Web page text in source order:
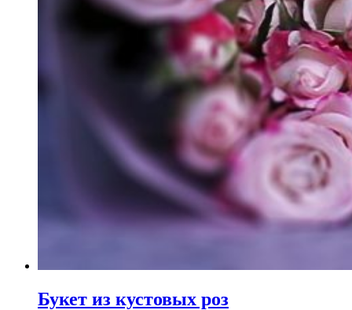
Букет из кустовых роз